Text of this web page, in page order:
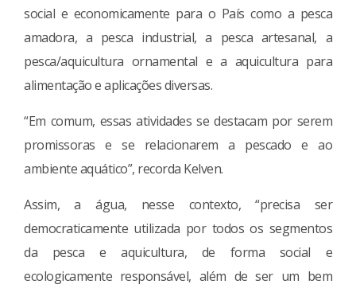
social e economicamente para o País como a pesca
amadora, a pesca industrial, a pesca artesanal, a
pesca/aquicultura ornamental e a aquicultura para
alimentação e aplicações diversas.
“Em comum, essas atividades se destacam por serem
promissoras e se relacionarem a pescado e ao
ambiente aquático”, recorda Kelven.
Assim, a água, nesse contexto, “precisa ser
democraticamente utilizada por todos os segmentos
da pesca e aquicultura, de forma social e
ecologicamente responsável, além de ser um bem